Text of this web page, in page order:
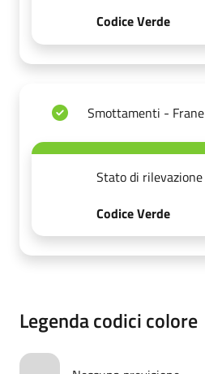
Codice Verde
Smottamenti - Frane
Stato di rilevazione
Codice Verde
Legenda codici colore